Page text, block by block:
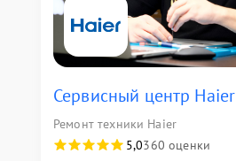
Сервисный центр Haier
Ремонт техники Haier
5,0360 оценки